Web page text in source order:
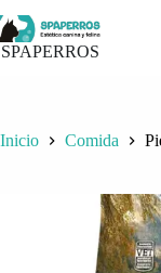
al
contenido
SPAPERROS
Inicio Comida